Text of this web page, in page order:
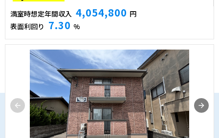
満室時想定年間収入 4,054,800 円
表面利回り 7.30 %